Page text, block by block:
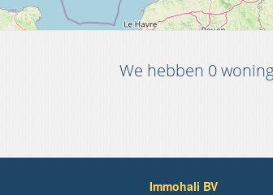
We hebben 0
Immohali BV